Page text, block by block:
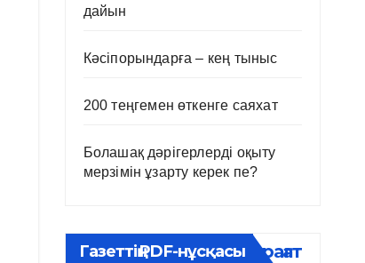
дайын
Кәсіпорындарға – кең тыныс
200 теңгемен өткенге саяхат
Болашақ дәрігерлерді оқыту
мерзімін ұзарту керек пе?
Газеттің PDF-нұсқасыМұрағат